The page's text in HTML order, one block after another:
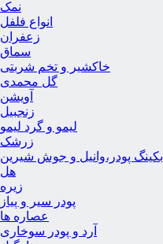
نمک
انواع فلفل
زعفران
سماق
خاکشیر و تخم شربتی
گل محمدی
آویشن
زنجبیل
لیمو و گرد لیمو
زرشک
بکینگ پودر،وانیل و جوش شیرین
هل
زیره
پودر سیر و پیاز
عصاره ها
آرد و پودر سوخاری